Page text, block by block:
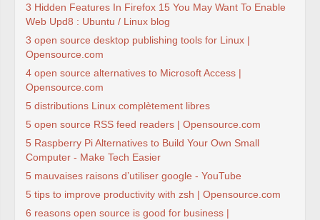
3 Hidden Features In Firefox 15 You May Want To Enable
Web Upd8 : Ubuntu / Linux blog
3 open source desktop publishing tools for Linux |
Opensource.com
4 open source alternatives to Microsoft Access |
Opensource.com
5 distributions Linux complètement libres
5 open source RSS feed readers | Opensource.com
5 Raspberry Pi Alternatives to Build Your Own Small
Computer - Make Tech Easier
5 mauvaises raisons d’utiliser google - YouTube
5 tips to improve productivity with zsh | Opensource.com
6 reasons open source is good for business |